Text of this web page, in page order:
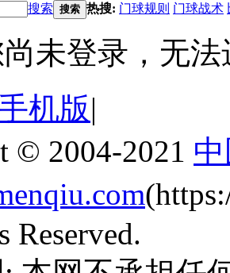
搜索 搜索 热搜: 门球规则 门球战术
未登录，无
机版|
© 2004-2021
Reserved.